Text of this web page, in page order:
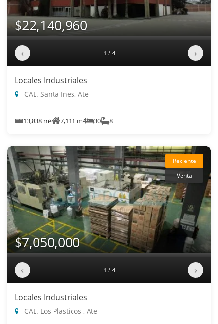
$22,140,960
‹ 1 / 4 ›
Locales Industriales
CAL. Santa Ines, Ate
13,838 m² 7,111 m² 30 8
Reciente
Venta
$7,050,000
‹ 1 / 4 ›
Locales Industriales
CAL. Los Plasticos , Ate